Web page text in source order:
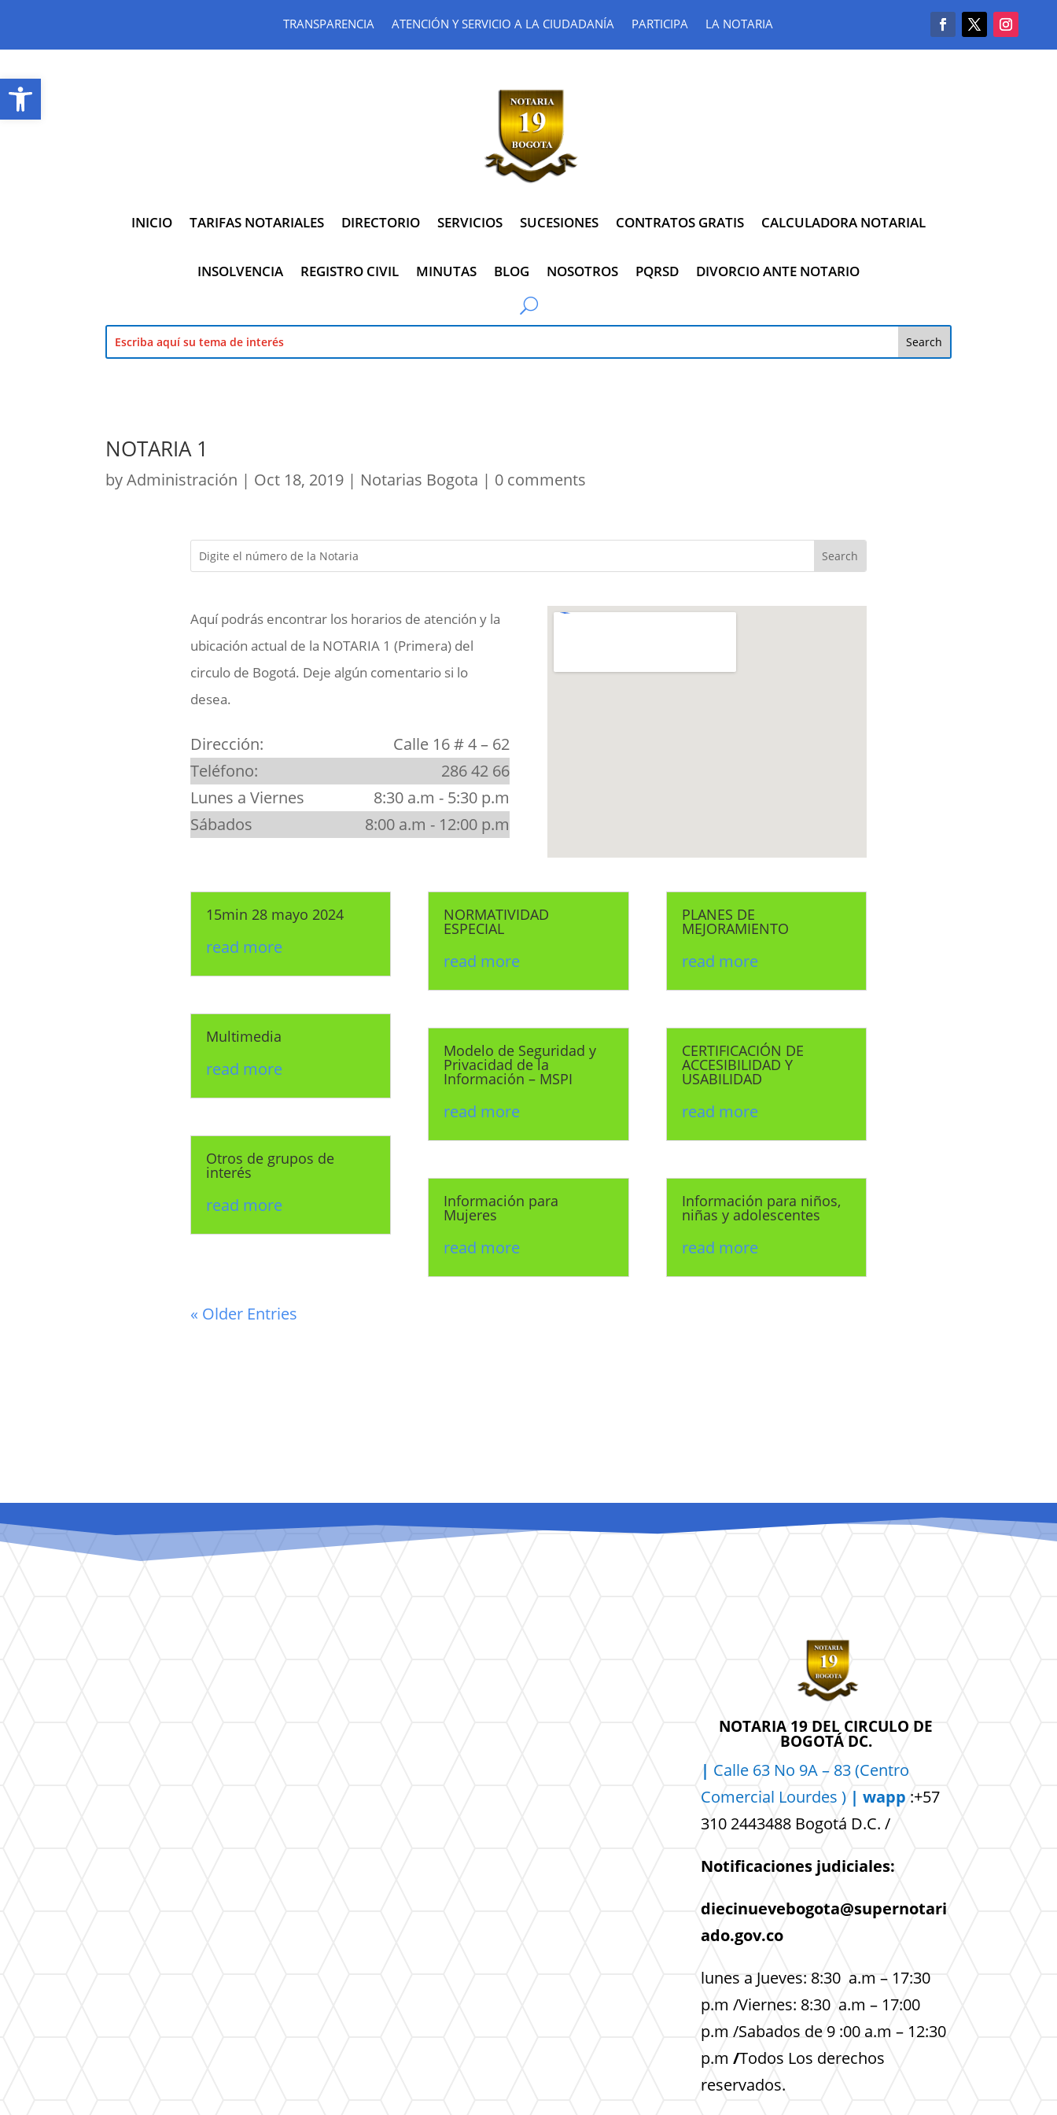
Abrir barra de herramientas
TRANSPARENCIA ATENCIÓN Y SERVICIO A LA CIUDADANÍA PARTICIPA LA NOTARIA
INICIO TARIFAS NOTARIALES DIRECTORIO SERVICIOS SUCESIONES CONTRATOS GRATIS CALCULADORA NOTARIAL
INSOLVENCIA REGISTRO CIVIL MINUTAS BLOG NOSOTROS PQRSD DIVORCIO ANTE NOTARIO
NOTARIA 1
byAdministración | Oct 18, 2019 | Notarias Bogota | 0 comments
Aquí podrás encontrar los horarios de atención y la
ubicación actual de la NOTARIA 1 (Primera) del
circulo de Bogotá. Deje algún comentario si lo
desea.
Dirección:
Calle 16 # 4 – 62
Teléfono:
286 42 66
Lunes a Viernes
8:30 a.m - 5:30 p.m
Sábados
8:00 a.m - 12:00 p.m
15min 28 mayo 2024
read more
Multimedia
read more
Otros de grupos de
interés
read more
NORMATIVIDAD
ESPECIAL
read more
Modelo de Seguridad y
Privacidad de la
Información – MSPI
read more
Información para
Mujeres
read more
PLANES DE
MEJORAMIENTO
read more
CERTIFICACIÓN DE
ACCESIBILIDAD Y
USABILIDAD
read more
Información para niños,
niñas y adolescentes
read more
« Older Entries
NOTARIA 19 DEL CIRCULO DE
BOGOTÁ DC.
| Calle 63 No 9A – 83 (Centro
Comercial Lourdes ) | wapp :+57
310 2443488 Bogotá D.C. /
Notificaciones judiciales:
diecinuevebogota@supernotari
ado.gov.co
lunes a Jueves: 8:30 a.m – 17:30
p.m /Viernes: 8:30 a.m – 17:00
p.m /Sabados de 9 :00 a.m – 12:30
p.m /Todos Los derechos
reservados.